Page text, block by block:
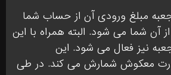
مبلغ ورودی آن از حساب شما
شما می شود. البته همراه با این
نیز فعال می شود. این
معکوش شمارش می کند. در طی